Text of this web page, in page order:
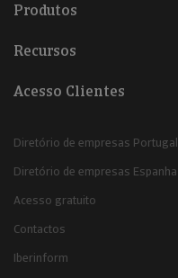
Produtos
Recursos
Acesso Clientes
Diretório de empresas Portugal
Diretório de empresas Espanha
Acesso gratuito
Contactos
Iberinform